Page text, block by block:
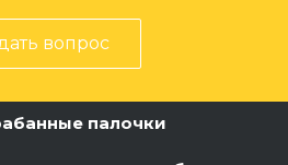
вопрос
палочки